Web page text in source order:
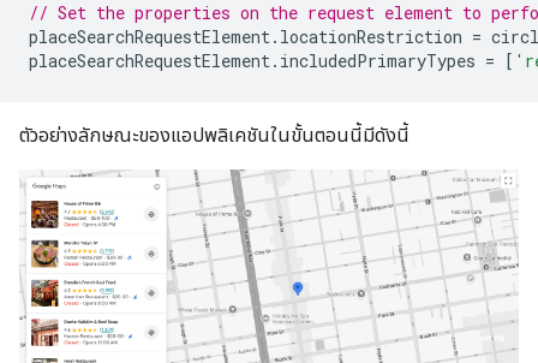
// Set the properties on the request element to
placeSearchRequestElement. locationRestriction =
placeSearchRequestElement. includedPrimaryTypes = [
ตัวอย่างลักษณะของแอปพลิเคชันในขั้นตอนนี้มีดังนี้